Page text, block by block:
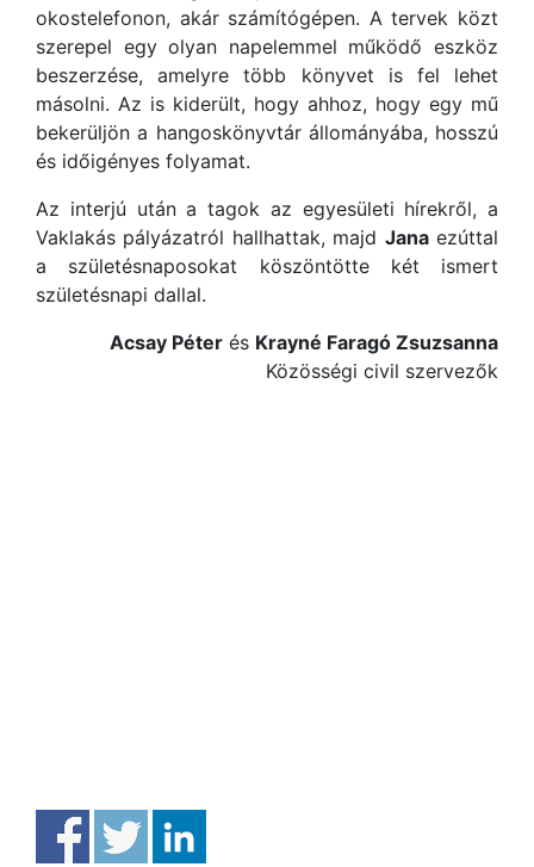
okostelefonon, akár számítógépen. A tervek közt
szerepel egy olyan napelemmel működő eszköz
beszerzése, amelyre több könyvet is fel lehet
másolni. Az is kiderült, hogy ahhoz, hogy egy mű
bekerüljön a hangoskönyvtár állományába, hosszú
és időigényes folyamat.
Az interjú után a tagok az egyesületi hírekről, a
Vaklakás pályázatról hallhattak, majd Janaezúttal
a születésnaposokat köszöntötte két ismert
születésnapi dallal.
Acsay Péter és Krayné Faragó Zsuzsanna
Közösségi civil szervezők